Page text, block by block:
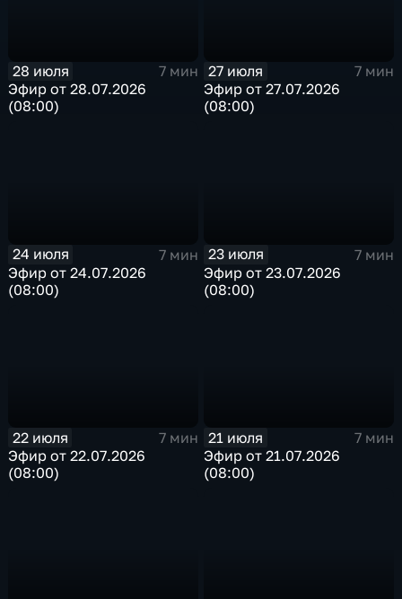
28 июля
7 мин
Эфир от 28.07.2026
(08:00)
27 июля
7 мин
Эфир от 27.07.2026
(08:00)
24 июля
7 мин
Эфир от 24.07.2026
(08:00)
23 июля
7 мин
Эфир от 23.07.2026
(08:00)
22 июля
7 мин
Эфир от 22.07.2026
(08:00)
21 июля
7 мин
Эфир от 21.07.2026
(08:00)